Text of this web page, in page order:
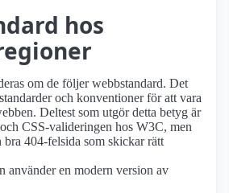
hos
om de följer webbstandard. Det
och konventioner för att vara
Deltest som utgör detta betyg är
CSS-valideringen hos W3C, men
bra 404-felsida som skickar rätt
använder en modern version av